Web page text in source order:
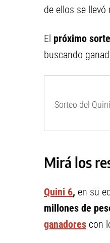
de ellos se
El próximo
buscando
Sorteo del
Mirá los
Quini 6, en su
millones de
ganadores con